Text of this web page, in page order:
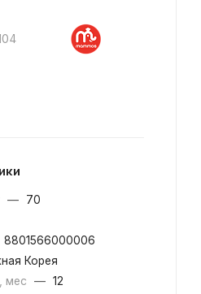
—
70
8801566000006
Корея
мес
— 12